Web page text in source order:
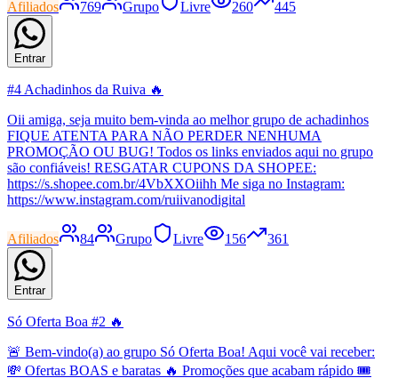
Afiliados 769 Grupo Livre 260 445
Entrar
#4 Achadinhos da Ruiva 🔥
Oii amiga, seja muito bem-vinda ao melhor grupo de achadinhos
FIQUE ATENTA PARA NÃO PERDER NENHUMA
PROMOÇÃO OU BUG! Todos os links enviados aqui no grupo
são confiáveis! RESGATAR CUPONS DA SHOPEE:
https://s.shopee.com.br/4VbXXOiihh Me siga no Instagram:
https://www.instagram.com/ruiivanodigital
Afiliados 84 Grupo Livre 156 361
Entrar
Só Oferta Boa #2 🔥
🚨 Bem-vindo(a) ao grupo Só Oferta Boa! Aqui você vai receber:
💸 Ofertas BOAS e baratas 🔥 Promoções que acabam rápido 🎟️